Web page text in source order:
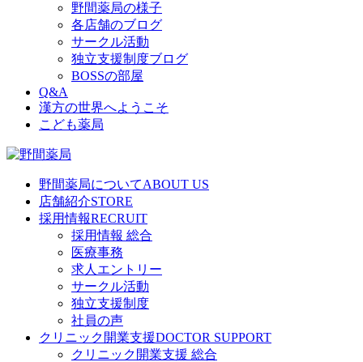
野間薬局の様子
各店舗のブログ
サークル活動
独立支援制度ブログ
BOSSの部屋
Q&A
漢方の世界へようこそ
こども薬局
野間薬局についてABOUT US
店舗紹介STORE
採用情報RECRUIT
採用情報 総合
医療事務
求人エントリー
サークル活動
独立支援制度
社員の声
クリニック開業支援DOCTOR SUPPORT
クリニック開業支援 総合